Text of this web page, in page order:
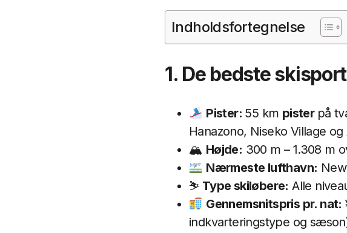
Indholdsfortegnelse
1. De bedste
Pister: 55 km pister på
Hanazono, Niseko Village
🏔 Højde: 300 m – 1.308 m
Nærmeste lufthavn:
⛷ Type skiløbere: Alle
Gennemsnitspris pr. nat:
indkvarteringstype og